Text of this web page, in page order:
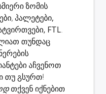
ზომის
პალეტები,
FTL.
თუნდაც
აჩვენოთ
თუ გსურთ!
თქვენ იქნებით